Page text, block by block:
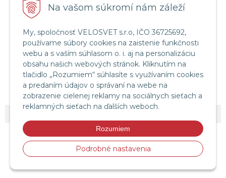
Na vašom súkromí nám záleží
My, spoločnosť VELOSVET s.r.o, IČO 36725692,
používame súbory cookies na zaistenie funkčnosti
webu a s vaším súhlasom o. i. aj na personalizáciu
obsahu našich webových stránok. Kliknutím na
tlačidlo „Rozumiem“ súhlasíte s využívaním cookies
a predaním údajov o správaní na webe na
zobrazenie cielenej reklamy na sociálnych sieťach a
reklamných sieťach na ďalších weboch.
Rozumiem
Podrobné nastavenia
Štatút súťaže "Vianoce 2025"
Servis a služby
Servis bicyklov a elektrobicyklov
Retül Bike Fit
Instagram Velosvet
Facebook Velosvet